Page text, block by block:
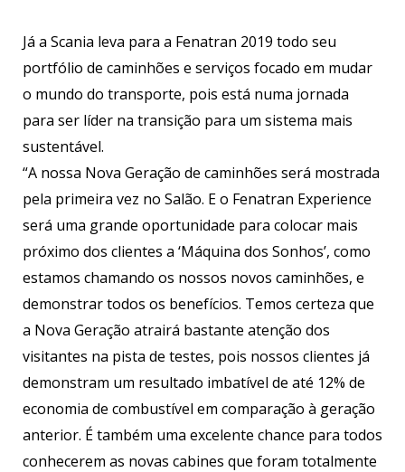
Já a Scania leva para a Fenatran 2019 todo seu
portfólio de caminhões e serviços focado em mudar
o mundo do transporte, pois está numa jornada
para ser líder na transição para um sistema mais
sustentável.
“A nossa Nova Geração de caminhões será mostrada
pela primeira vez no Salão. E o Fenatran Experience
será uma grande oportunidade para colocar mais
próximo dos clientes a ‘Máquina dos Sonhos’, como
estamos chamando os nossos novos caminhões, e
demonstrar todos os benefícios. Temos certeza que
a Nova Geração atrairá bastante atenção dos
visitantes na pista de testes, pois nossos clientes já
demonstram um resultado imbatível de até 12% de
economia de combustível em comparação à geração
anterior. É também uma excelente chance para todos
conhecerem as novas cabines que foram totalmente